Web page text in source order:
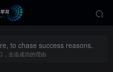
to chase success reasons.
，去追成功的理由